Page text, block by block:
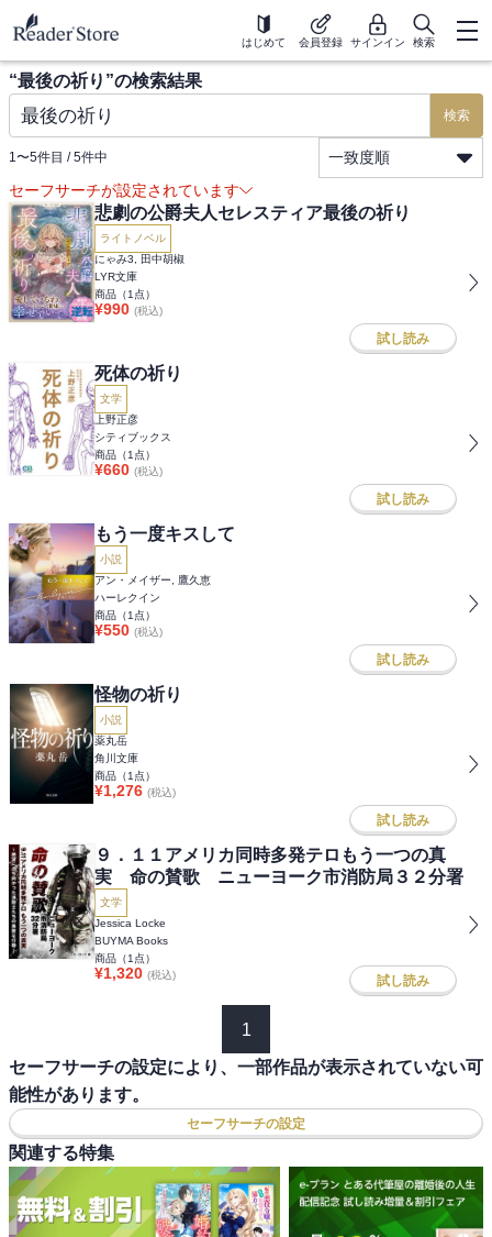
はじめて 会員登録 サインイン 検索
“最後の祈り ”の検索結果
検索
1〜5件目 / 5件中
一致度順
セーフサーチが設定されています
悲劇の公爵夫人セレスティア最後の祈り
ライトノベル
にゃみ3, 田中胡椒
LYR文庫
商品（1 点）
¥990 (税込)
試し読み
死体の祈り
文学
上野正彦
シティブックス
商品（1 点）
¥660 (税込)
試し読み
もう一度キスして
小説
アン・メイザー, 鷹久恵
ハーレクイン
商品（1 点）
¥550 (税込)
試し読み
怪物の祈り
小説
薬丸岳
角川文庫
商品（1 点）
¥1,276 (税込)
試し読み
９．１１アメリカ同時多発テロもう一つの真
実 命の賛歌 ニューヨーク市消防局３２分署
文学
Jessica Locke
BUYMA Books
商品（1 点）
¥1,320 (税込) 試し読み
1
セーフサーチの設定により、一部作品が表示されていない可
能性があります。
セーフサーチの設定
関連する特集